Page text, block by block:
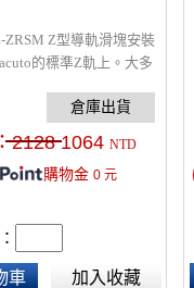
ZRSM Z型導軌滑塊安裝
的標準Z軌上。大多
側它有一個螺紋桿接
Zacuto15mm 延伸
2128 1064 NTD
購物金 0元
車 加入收藏